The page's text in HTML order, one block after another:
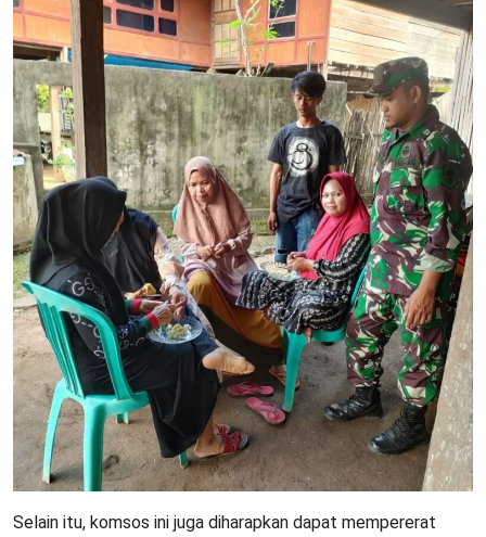
Selain itu, komsos ini juga diharapkan dapat mempererat